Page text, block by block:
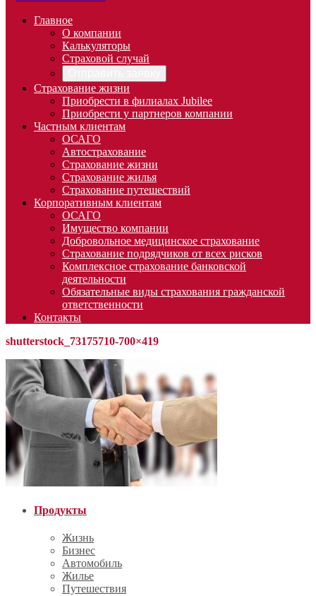
Главное
О компании
Калькуляторы
Страховой случай
Страхование жизни
Приобрести в филиалах Jubilee
Приобрести у партнеров компании
Частным клиентам
ОСАГО
Автострахование
Страхование жизни
Страхование жилья
Страхование путешествий
Корпоративным клиентам
ОСАГО
Имущество компании
Добровольное медицинское страхование
Страхование подрядчиков от всех рисков
Комплексное страхование банковской
деятельности
Обязательные виды страхования гражданской
ответственности
Контакты
shutterstock_73175710-700×419
Продукты
Жизнь
Бизнес
Автомобиль
Жилье
Путешествия